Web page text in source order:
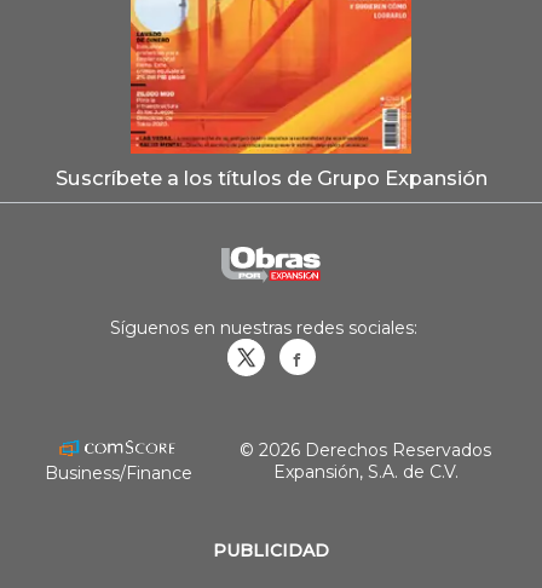
Suscríbete a los títulos de Grupo Expansión
PUBLICIDAD
Síguenos en nuestras redes sociales:
Business/Finance
© 2026 Derechos Reservados
Expansión, S.A. de C.V.